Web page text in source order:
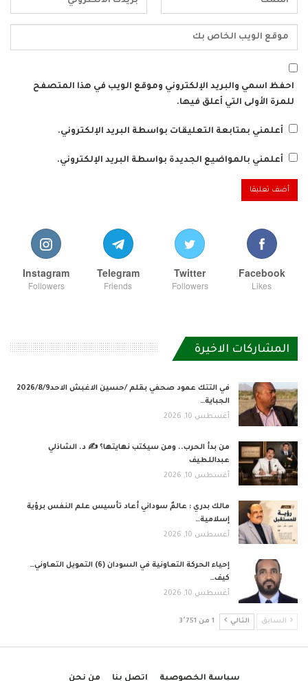
احفظ اسمي والبريد الإلكتروني وموقع الويب في هذا المتصفح
للمرة الأولى التي أعلق فيها.
أعلمني بمتابعة التعليقات بواسطة البريد الإلكتروني.
أعلمني بالمواضيع الجديدة بواسطة البريد الإلكتروني.
Facebook
Likes
Twitter
Followers
Telegram
Friends
Instagram
Followers
المشاركات الاخيرة
في التتك عمود صحفي بقلم /حسين الاغبش الاحد2026/8/9
الجباية…
أغسطس 10, 2026
من بدأ الحرب.. ومن سيكتب نهايتها؟ ✍️ د. الشاذلي
عبداللطيف
أغسطس 10, 2026
مالك بدري : عالمٌ سوداني أعاد تأسيس علم النفس برؤية
إسلامية…
أغسطس 10, 2026
إحياء الحركة التعاونية في السودان (6) التمويل التعاوني…
كيف…
أغسطس 10, 2026
السابق التالي 1 من 3٬751
سياسة الخصوصية اتصل بنا من نحن